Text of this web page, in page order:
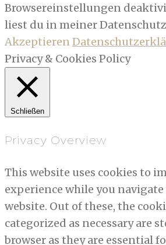
Browsereinstellungen
liest du in meiner
Akzeptieren
Privacy & Cookies Policy
Schließen
Privacy Overview
This website uses cookies to
experience while you
website. Out of these, the
categorized as necessary are
browser as they are essential